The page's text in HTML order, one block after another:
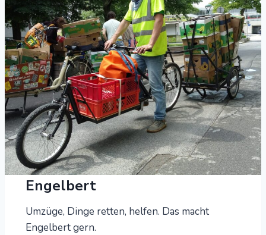
Engelbert
Umzüge, Dinge retten, helfen. Das macht
Engelbert gern.